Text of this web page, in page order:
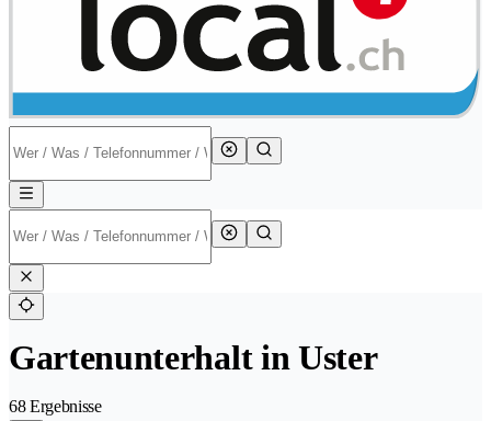
Gartenunterhalt in Uster
68 Ergebnisse